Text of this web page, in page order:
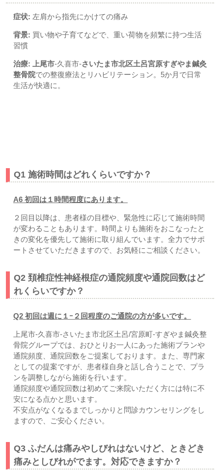
症状: 左肩から指先にかけての痛み
背景: 買い物や子育てなどで、重い荷物を頻繁に持つ生活
習慣
治療: 上尾市-久喜市-さいたま市北区土呂宮原すぎやま鍼灸
整骨院での整復療法とリハビリテーション。5か月で日常
生活が快適に。
Q1 施術時間はどれくらいですか？
A6 初回は１時間程度にあります。
２回目以降は、患者様の目標や、緊急性に応じて施術時間
が変わることもあります。時間よりも施術をおこなったと
きの変化を優先して施術に取り組んでいます。全力でサポ
ートさせていただきますので、お気軽にご相談ください。
Q2 頚椎症性神経根症の通院頻度や通院回数はど
れくらいですか？
Q2 初回は週に１ｰ２回程度のご通院の方が多いです。
上尾市-久喜市-さいたま市北区土呂/宮原町-すぎやま鍼灸整
骨院グループでは、おひとりお一人にあった施術プランや
通院頻度、通院回数をご提案しております。また、専門家
としての提案ですが、患者様自身と話し合うことで、プラ
ンを調整しながら施術を行います。
通院頻度や通院回数は初めてご来院いただく方には特に不
安になる点かと思います。
不安点がなくなるまでしっかりと問診カウンセリングをし
ますので、ご安心ください。
Q3 ふだんは痛みやしびれはないけど、ときどき
痛みとしびれがでます。対応できますか？